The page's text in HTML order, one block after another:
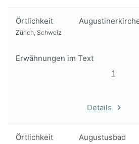
Örtlichkeit
Zürich, Schweiz
Erwähnungen im Text
1
Details
Örtlichkeit Augustusbad